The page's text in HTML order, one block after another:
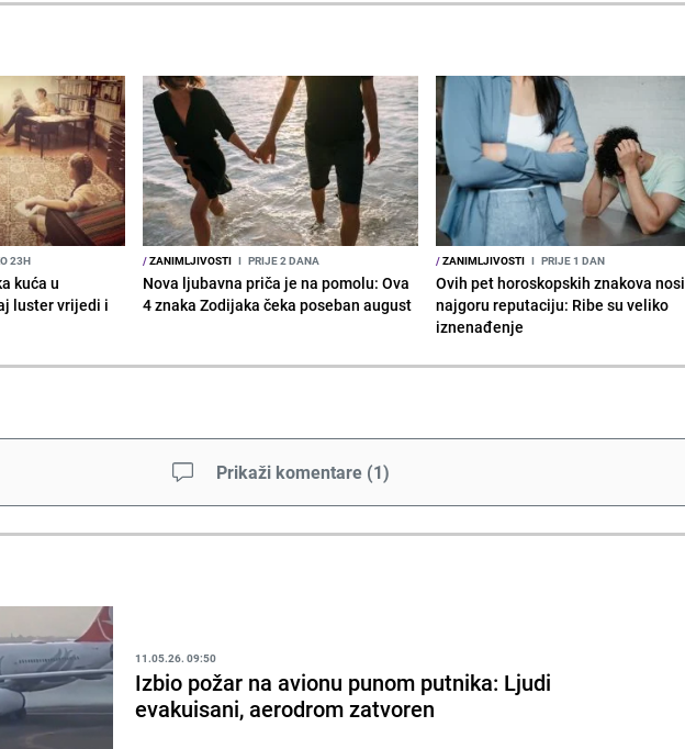
23H
kuća u
luster vrijedi i
/ZANIMLJIVOSTI I PRIJE 2 DANA
Nova ljubavna priča je na pomolu: Ova
4 znaka Zodijaka čeka poseban august
/ZANIMLJIVOSTI I PRIJE 1 DAN
Ovih pet horoskopskih znakova nosi
najgoru reputaciju: Ribe su veliko
iznenađenje
Prikaži komentare (1)
11.05.26. 09:50
Izbio požar na avionu punom putnika: Ljudi
evakuisani, aerodrom zatvoren